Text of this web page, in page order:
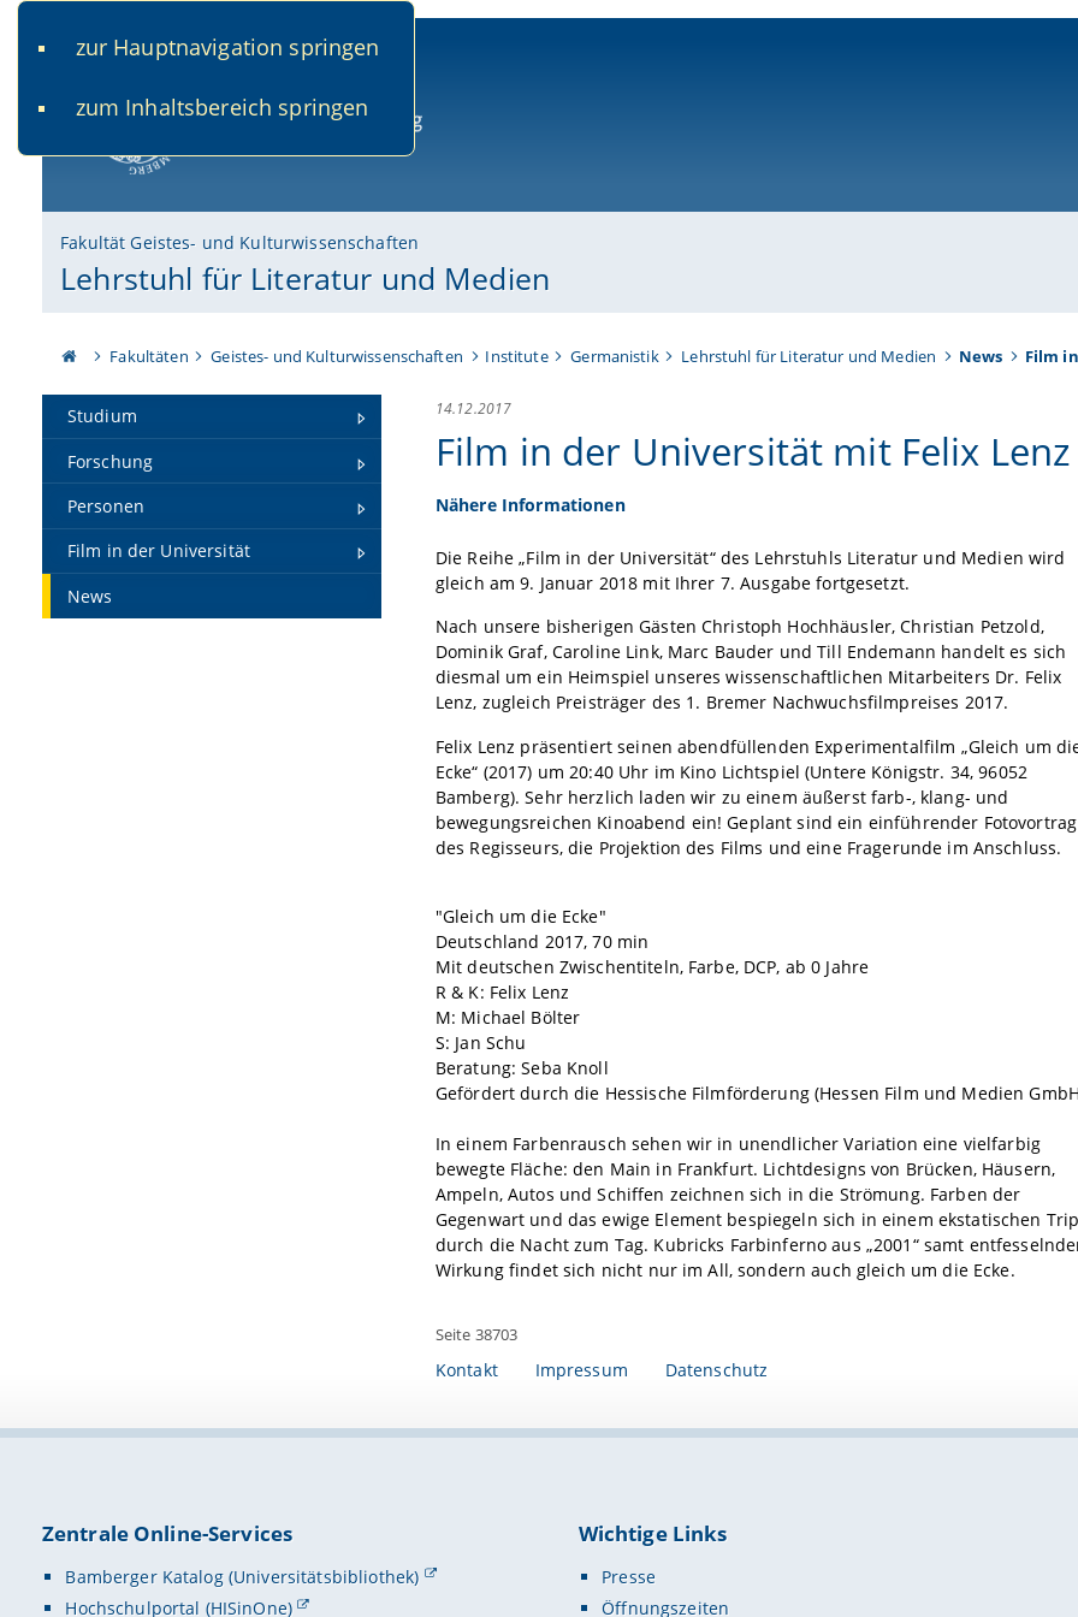
zur Hauptnavigation springen
zum Inhaltsbereich springen
Fakultät Geistes- und Kulturwissenschaften
Lehrstuhl für Literatur und Medien
Fakultäten Geistes- und Kulturwissenschaften Institute Germanistik Lehrstuhl für Literatur und Medien News Film
Studium
Forschung
Personen
Film in der Universität
News
14.12.2017
Film in der Universität mit Felix Lenz
Nähere Informationen
Die Reihe „Film in der Universität“ des Lehrstuhls Literatur und Medien wird
gleich am 9. Januar 2018 mit Ihrer 7. Ausgabe fortgesetzt.
Nach unsere bisherigen Gästen Christoph Hochhäusler, Christian Petzold,
Dominik Graf, Caroline Link, Marc Bauder und Till Endemann handelt es sich
diesmal um ein Heimspiel unseres wissenschaftlichen Mitarbeiters Dr. Felix
Lenz, zugleich Preisträger des 1. Bremer Nachwuchsfilmpreises 2017.
Felix Lenz präsentiert seinen abendfüllenden Experimentalfilm „Gleich um
Ecke“ (2017) um 20:40 Uhr im Kino Lichtspiel (Untere Königstr. 34, 96052
Bamberg). Sehr herzlich laden wir zu einem äußerst farb-, klang- und
bewegungsreichen Kinoabend ein! Geplant sind ein einführender Fotovortrag
des Regisseurs, die Projektion des Films und eine Fragerunde im Anschluss.
"Gleich um die Ecke"
Deutschland 2017, 70 min
Mit deutschen Zwischentiteln, Farbe, DCP, ab 0 Jahre
R & K: Felix Lenz
M: Michael Bölter
S: Jan Schu
Beratung: Seba Knoll
Gefördert durch die Hessische Filmförderung (Hessen Film und Medien
In einem Farbenrausch sehen wir in unendlicher Variation eine vielfarbig
bewegte Fläche: den Main in Frankfurt. Lichtdesigns von Brücken, Häusern,
Ampeln, Autos und Schiffen zeichnen sich in die Strömung. Farben der
Gegenwart und das ewige Element bespiegeln sich in einem ekstatischen
durch die Nacht zum Tag. Kubricks Farbinferno aus „2001“ samt
Wirkung findet sich nicht nur im All, sondern auch gleich um die Ecke.​
Seite 38703
Kontakt Impressum Datenschutz
Zentrale Online-Services
Bamberger Katalog (Universitätsbibliothek)
Hochschulportal (HISinOne)
Wichtige Links
Presse
Öffnungszeiten